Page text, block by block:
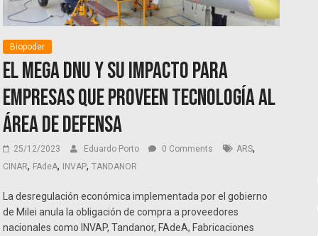
Biopoder
El mega DNU y su impacto para
empresas que proveen tecnología al
área de Defensa
25/12/2023 Eduardo Porto 0 Comments ARS,
CINAR, FAdeA, INVAP,TANDANOR
La desregulación económica implementada por el gobierno
de Milei anula la obligación de compra a proveedores
nacionales como INVAP, Tandanor, FAdeA, Fabricaciones